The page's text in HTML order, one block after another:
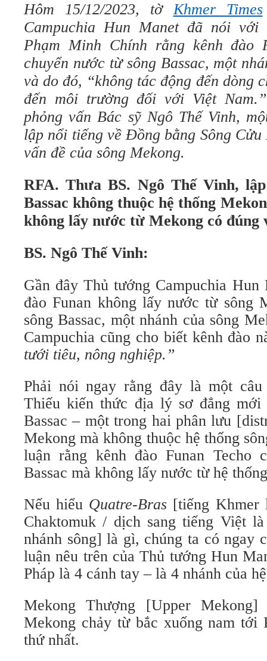
Hôm 15/12/2023, tờKhmer Times
Campuchia Hun Manet đã nói với
Phạm Minh Chính rằng kênh đào
chuyển nước từ sông Bassac, một
và do đó, “không tác động đến dòng
đến môi trường đối với Việt
phỏng vấn Bác sỹ Ngô Thế Vinh,
lập nổi tiếng về Đồng bằng Sông
vấn đề của sông Mekong.
RFA. Thưa BS. Ngô Thế Vinh,
Bassac không thuộc hệ thống
không lấy nước từ Mekong có
BS. Ngô Thế Vinh:
Gần đây Thủ tướng Campuchia Hun
đào Funan không lấy nước từ sông
sông Bassac, một nhánh của sông
Campuchia cũng cho biết kênh đào
tưới tiêu, nông nghiệp.”
Phải nói ngay rằng đây là một
Thiếu kiến thức địa lý sơ đẳng mới
Bassac – một trong hai phân lưu
Mekong mà không thuộc hệ thống
luận rằng kênh đào Funan Techo
Bassac mà không lấy nước từ hệ
Nếu hiểu Quatre-Bras [tiếng Khmer
Chaktomuk / dịch sang tiếng Việt
nhánh sông] là gì, chúng ta có ngay
luận nêu trên của Thủ tướng Hun
Pháp là 4 cánh tay – là 4 nhánh của
Mekong Thượng [Upper
Mekong chảy từ bắc xuống nam tới
thứ nhất.